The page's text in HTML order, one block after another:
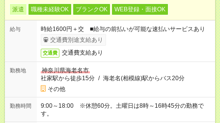
派遣 職種未経験OK ブランクOK WEB登録・面接OK
給与
時給1600円＋交 ■給与の前払いが可能な速払いサービスあり
交通費別途支給あり
交通費 交通費支給あり
勤務地
神奈川県海老名市
社家駅から徒歩15分 / 海老名(相模線)駅からバス20分
その他
勤務時間
9:00～18:00 ※休憩60分。土曜日は8時～16時45分の勤務で
す。